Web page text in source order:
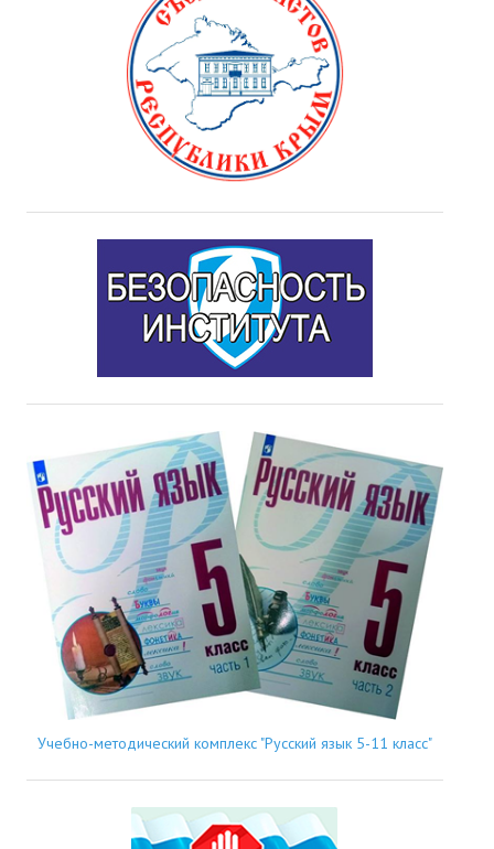
Учебно-методический комплекс "Русский язык 5-11 класс"